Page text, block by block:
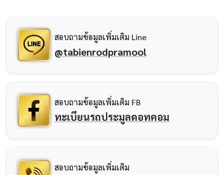
สอบถามข้อมูลเพิ่มเติม Line
@tabienrodpramool
สอบถามข้อมูลเพิ่มเติม FB
ทะเบียนรถประมูลดอทคอม
สอบถามข้อมูลเพิ่มเติม